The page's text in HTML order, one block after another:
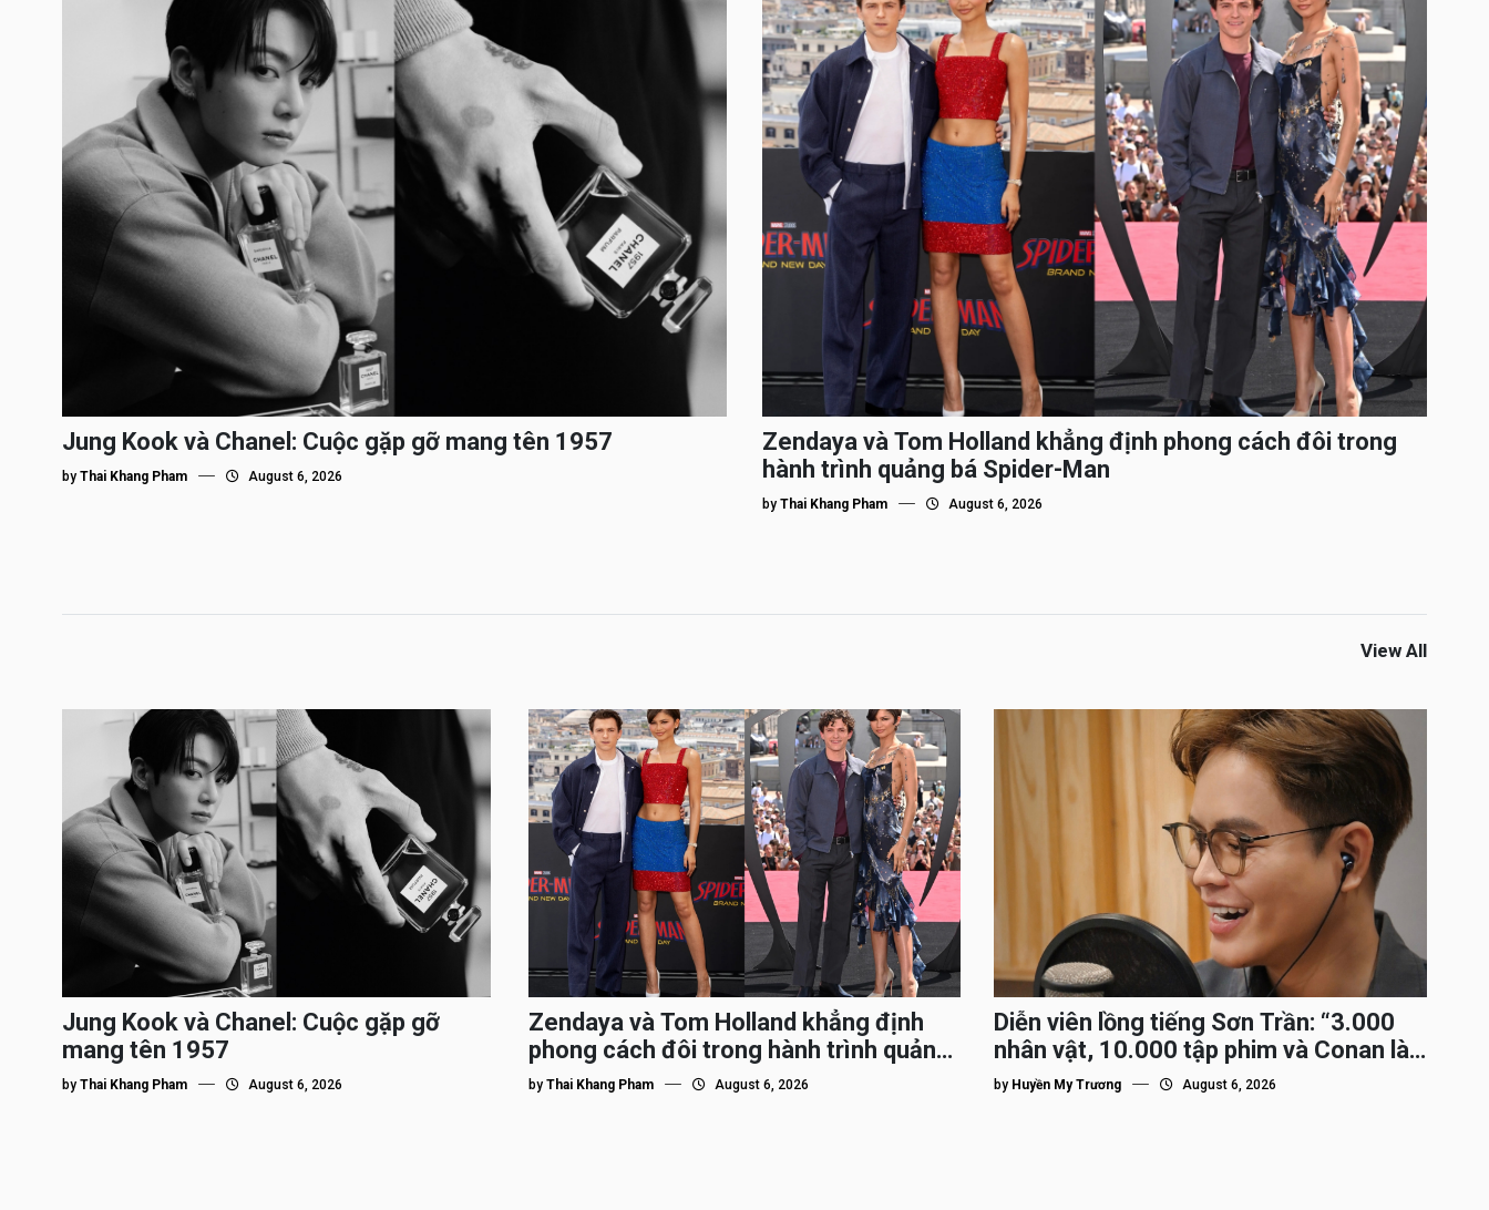
Jung Kook và Chanel: Cuộc gặp gỡ mang tên 1957
by Thai Khang Pham August 6, 2026
Zendaya và Tom Holland khẳng định phong cách đôi trong
hành trình quảng bá Spider-Man
by Thai Khang Pham August 6, 2026
View All
Jung Kook và Chanel: Cuộc gặp gỡ
mang tên 1957
by Thai Khang Pham August 6, 2026
Zendaya và Tom Holland khẳng định
phong cách đôi trong hành trình quảng
bá Spider-Man
by Thai Khang Pham August 6, 2026
Diễn viên lồng tiếng Sơn Trần: “3.000
nhân vật, 10.000 tập phim và Conan là
nhân vật gắn bó lâu nhất”
by Huyền My Trương August 6, 2026